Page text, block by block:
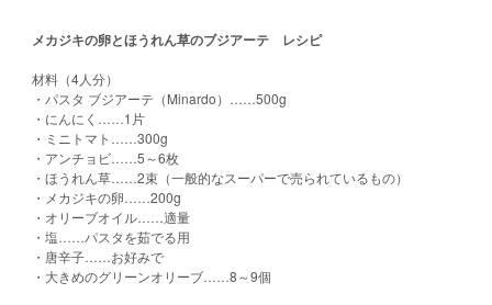
メカジキの卵とほうれん草のブジアーテ レシピ
材料（4人分）
・パスタ ブジアーテ（Minardo）……500g
・にんにく……1片
・ミニトマト……300g
・アンチョビ……5～6枚
・ほうれん草……2束（一般的なスーパーで売られているもの）
・メカジキの卵……200g
・オリーブオイル……適量
・塩……パスタを茹でる用
・唐辛子……お好みで
・大きめのグリーンオリーブ……8～9個